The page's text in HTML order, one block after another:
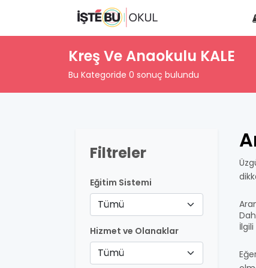
Kreş Ve Anaokulu KALE
Bu Kategoride 0 sonuç bulundu
Filtreler
Eğitim Sistemi
Tümü
Hizmet ve Olanaklar
Tümü